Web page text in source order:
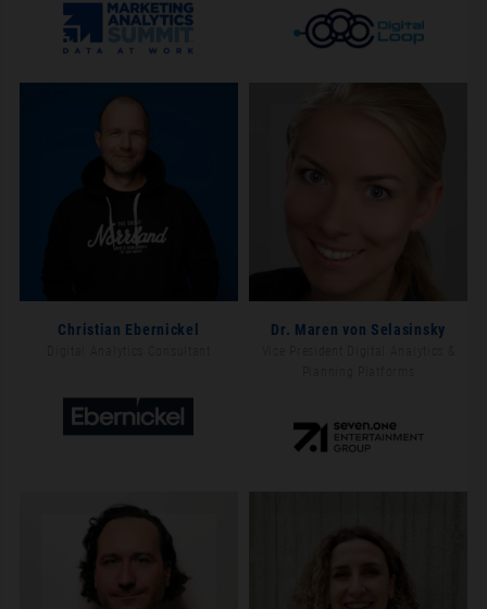
Christian Ebernickel Dr. Maren von Selasinsky